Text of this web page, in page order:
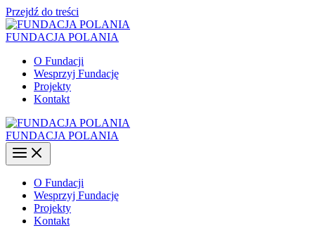
Przejdź do treści
FUNDACJA POLANIA
O Fundacji
Wesprzyj Fundację
Projekty
Kontakt
FUNDACJA POLANIA
O Fundacji
Wesprzyj Fundację
Projekty
Kontakt